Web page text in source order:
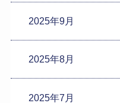
2025年9月
2025年8月
2025年7月